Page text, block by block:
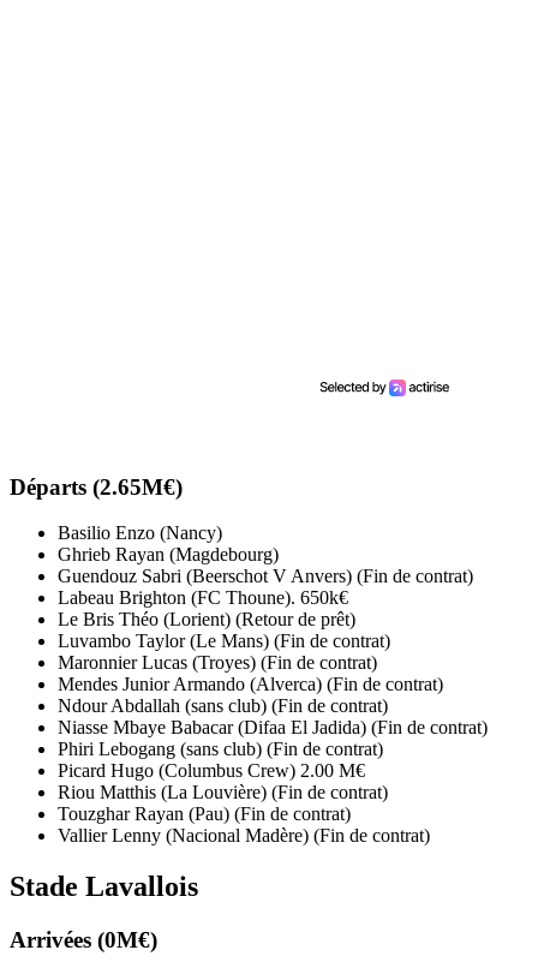
Départs (2.65M€)
Basilio Enzo (Nancy)
Ghrieb Rayan (Magdebourg)
Guendouz Sabri (Beerschot V Anvers) (Fin de contrat)
Labeau Brighton (FC Thoune). 650k€
Le Bris Théo (Lorient) (Retour de prêt)
Luvambo Taylor (Le Mans) (Fin de contrat)
Maronnier Lucas (Troyes) (Fin de contrat)
Mendes Junior Armando (Alverca) (Fin de contrat)
Ndour Abdallah (sans club) (Fin de contrat)
Niasse Mbaye Babacar (Difaa El Jadida) (Fin de contrat)
Phiri Lebogang (sans club) (Fin de contrat)
Picard Hugo (Columbus Crew) 2.00 M€
Riou Matthis (La Louvière) (Fin de contrat)
Touzghar Rayan (Pau) (Fin de contrat)
Vallier Lenny (Nacional Madère) (Fin de contrat)
Stade Lavallois
Arrivées (0M€)